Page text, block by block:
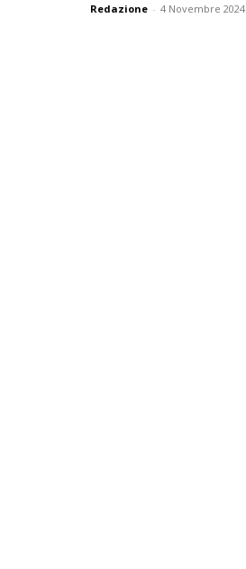
Redazione - 4 Novembre 2024